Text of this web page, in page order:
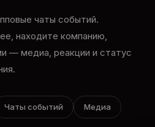
чаты событий.
находите компанию,
— медиа, реакции и статус
Чаты событий Медиа